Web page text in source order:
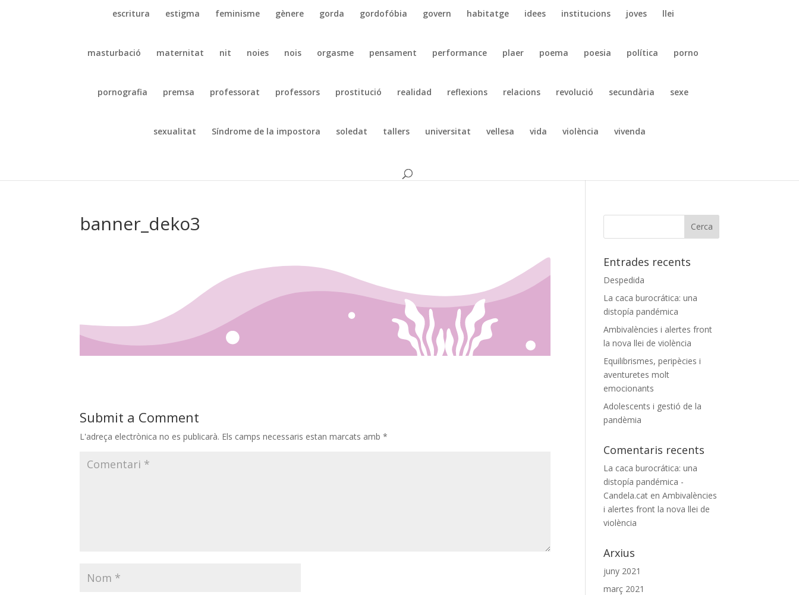
escritura estigma feminisme gènere gorda gordofóbia govern habitatge idees institucions joves llei
masturbació maternitat nit noies nois orgasme pensament performance plaer poema poesia política porno
pornografia premsa professorat professors prostitució realidad reflexions relacions revolució secundària sexe
sexualitat Síndrome de la impostora soledat tallers universitat vellesa vida violència vivenda
banner_deko3
Submit a Comment
L'adreça electrònica no es publicarà. Els camps necessaris estan marcats amb*
Entrades recents
Despedida
La caca burocrática: una
distopía pandémica
Ambivalències i alertes front
la nova llei de violència
Equilibrismes, peripècies i
aventuretes molt
emocionants
Adolescents i gestió de la
pandèmia
Comentaris recents
La caca burocrática: una
distopía pandémica -
Candela.cat enAmbivalències
i alertes front la nova llei de
violència
Arxius
juny 2021
març 2021